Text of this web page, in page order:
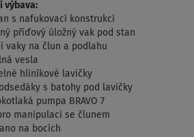
výbava:
s nafukovací konstrukcí
příďový úložný vak pod stan
vaky na člun a podlahu
vesla
hliníkové lavičky
s batohy pod lavičky
pumpa BRAVO 7
manipulaci se člunem
na bocích